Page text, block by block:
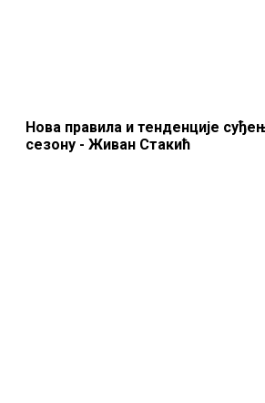
Нова правила и тенденције
сезону - Живан Стакић